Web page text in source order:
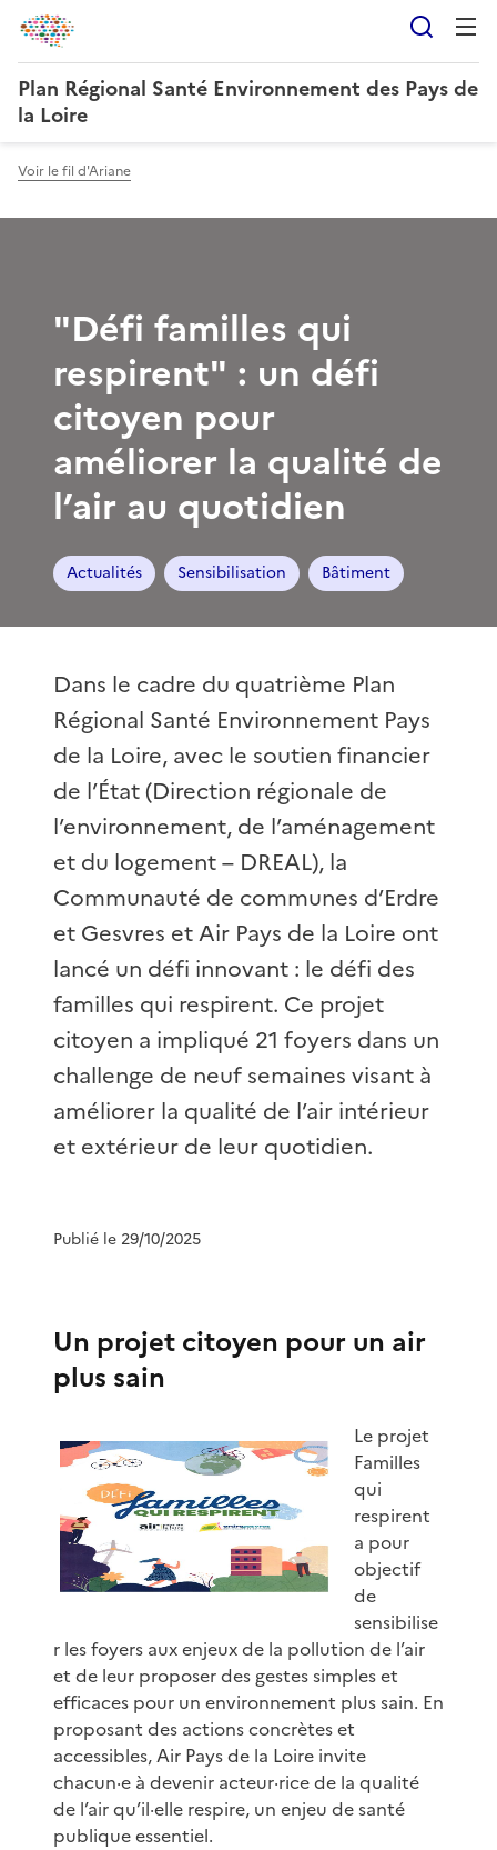
Plan Régional Santé Environnement des Pays de
la Loire
Voir le fil d'Ariane
"Défi familles qui
respirent" : un défi
citoyen pour
améliorer la qualité de
l’air au quotidien
Actualités Sensibilisation Bâtiment
Dans le cadre du quatrième Plan
Régional Santé Environnement Pays
de la Loire, avec le soutien financier
de l’État (Direction régionale de
l’environnement, de l’aménagement
et du logement – DREAL), la
Communauté de communes d’Erdre
et Gesvres et Air Pays de la Loire ont
lancé un défi innovant : le défi des
familles qui respirent. Ce projet
citoyen a impliqué 21 foyers dans un
challenge de neuf semaines visant à
améliorer la qualité de l’air intérieur
et extérieur de leur quotidien.
Publié le 29/10/2025
Un projet citoyen pour un air
plus sain
Le projet
Familles
qui
respirent
a pour
objectif
de
sensibilise
r les foyers aux enjeux de la pollution de l’air
et de leur proposer des gestes simples et
efficaces pour un environnement plus sain. En
proposant des actions concrètes et
accessibles, Air Pays de la Loire invite
chacun·e à devenir acteur·rice de la qualité
de l’air qu’il·elle respire, un enjeu de santé
publique essentiel.